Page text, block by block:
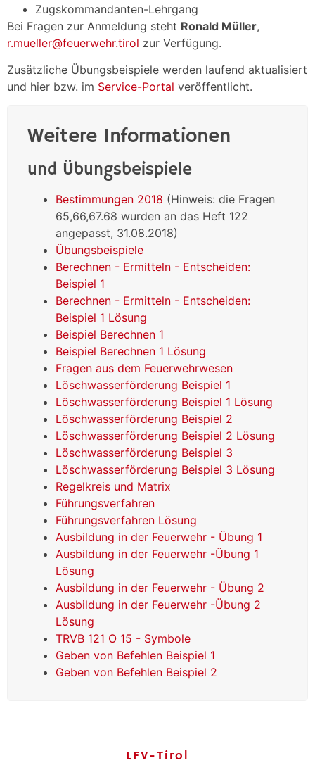
Zugskommandanten-Lehrgang
Bei Fragen zur Anmeldung steht Ronald Müller,
r.mueller@feuerwehr.tirol zur Verfügung.
Zusätzliche Übungsbeispiele werden laufend aktualisiert
und hier bzw. im Service-Portal veröffentlicht.
Weitere Informationen
und Übungsbeispiele
Bestimmungen 2018 (Hinweis: die Fragen
65,66,67.68 wurden an das Heft 122
angepasst, 31.08.2018)
Übungsbeispiele
Berechnen - Ermitteln - Entscheiden:
Beispiel 1
Berechnen - Ermitteln - Entscheiden:
Beispiel 1 Lösung
Beispiel Berechnen 1
Beispiel Berechnen 1 Lösung
Fragen aus dem Feuerwehrwesen
Löschwasserförderung Beispiel 1
Löschwasserförderung Beispiel 1 Lösung
Löschwasserförderung Beispiel 2
Löschwasserförderung Beispiel 2 Lösung
Löschwasserförderung Beispiel 3
Löschwasserförderung Beispiel 3 Lösung
Regelkreis und Matrix
Führungsverfahren
Führungsverfahren Lösung
Ausbildung in der Feuerwehr - Übung 1
Ausbildung in der Feuerwehr -Übung 1
Lösung
Ausbildung in der Feuerwehr - Übung 2
Ausbildung in der Feuerwehr -Übung 2
Lösung
TRVB 121 O 15 - Symbole
Geben von Befehlen Beispiel 1
Geben von Befehlen Beispiel 2
LFV-Tirol